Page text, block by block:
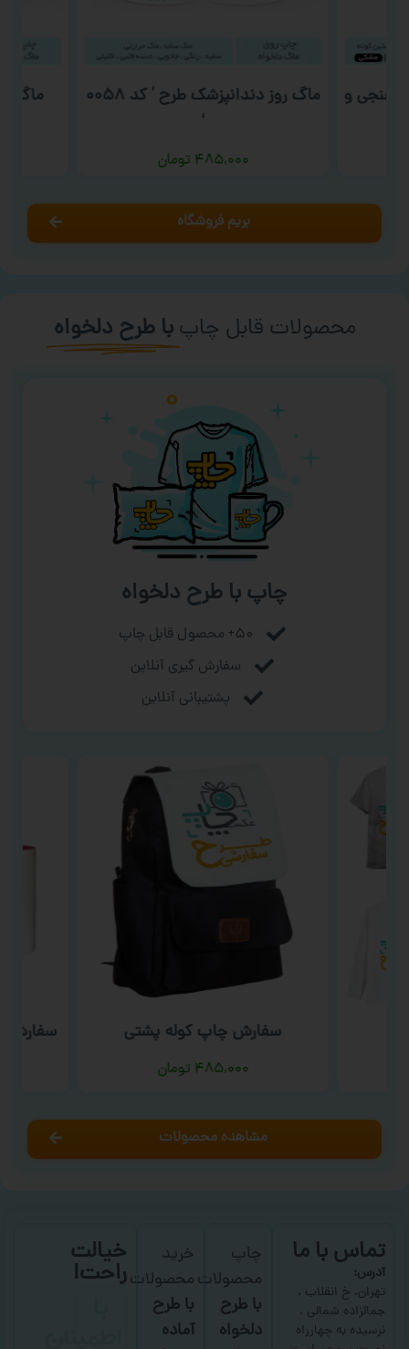
و
ماگ روز دندانپزشک طرح ‘ کد ۰۰۵۸
‘
۴۸۵,۰۰۰ تومان
ماگ شب
بریم فروشگاه
محصولات قابل چاپ با طرح دلخواه
چاپ با طرح دلخواه
۵۰+ محصول قابل چاپ
سفارش گیری آنلاین
پشتیبانی آنلاین
سفارش چاپ کوله پشتی
۴۸۵,۰۰۰ تومان
سفارش
مشاهده محصولات
تماس با ما
آدرس:
تهران، خ انقلاب ،
جمالزاده شمالی ،
نرسیده به چهارراه
چاپ
محصولات
با طرح
دلخواه
خرید
محصولات
با طرح
آماده
خیالت
راحت!